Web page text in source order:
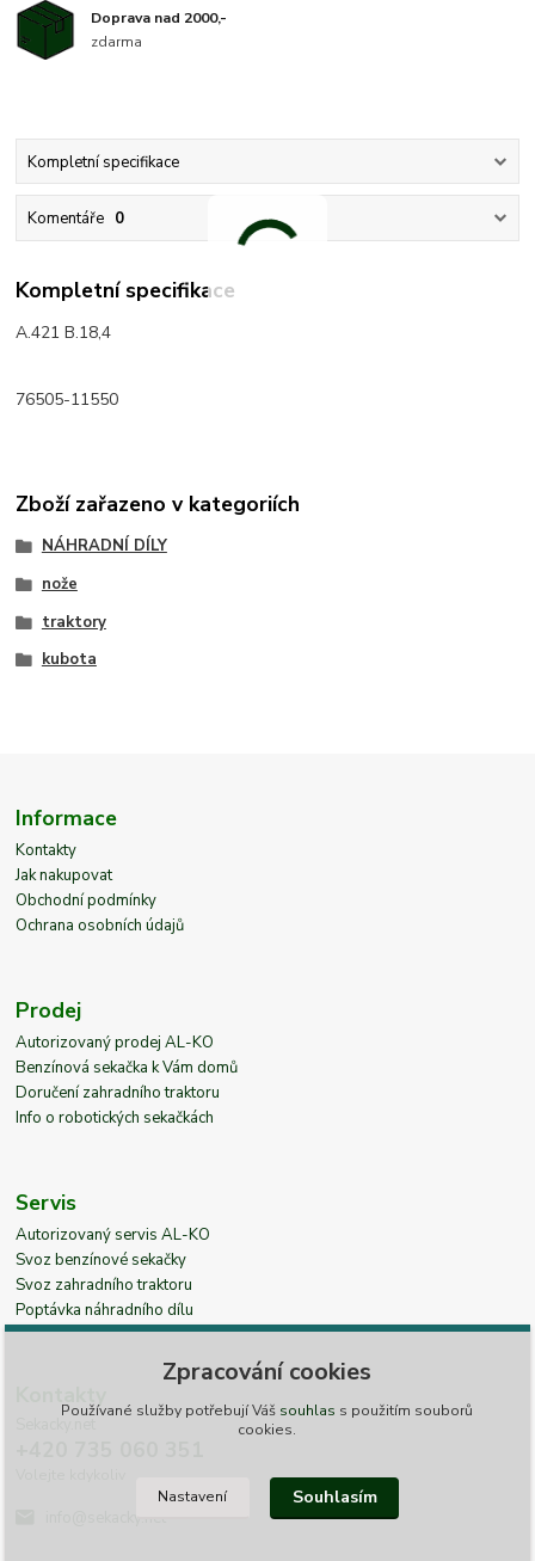
Doprava nad 2000,-
zdarma
Kompletní specifikace
Komentáře 0
Kompletní specifikace
A.421 B.18,4
76505-11550
Zboží zařazeno v kategoriích
NÁHRADNÍ DÍLY
nože
traktory
kubota
Informace
Kontakty
Jak nakupovat
Obchodní podmínky
Ochrana osobních údajů
Prodej
Autorizovaný prodej AL-KO
Benzínová sekačka k Vám domů
Doručení zahradního traktoru
Info o robotických sekačkách
Servis
Autorizovaný servis AL-KO
Svoz benzínové sekačky
Svoz zahradního traktoru
Poptávka náhradního dílu
info@sekacky.net
Zpracování cookies
Používané služby potřebují Váš souhlas s použitím souborů
cookies.
Nastavení Souhlasím